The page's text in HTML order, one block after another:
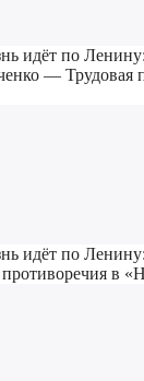
идёт по
— Трудовая
идёт по
в